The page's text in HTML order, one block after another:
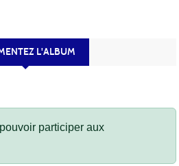
L'ALBUM
participer aux